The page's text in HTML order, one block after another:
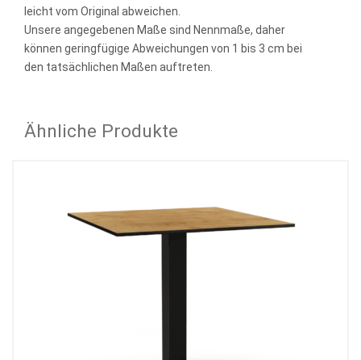
leicht vom Original abweichen.
Unsere angegebenen Maße sind Nennmaße, daher
können geringfügige Abweichungen von 1 bis 3 cm bei
den tatsächlichen Maßen auftreten.
Ähnliche Produkte